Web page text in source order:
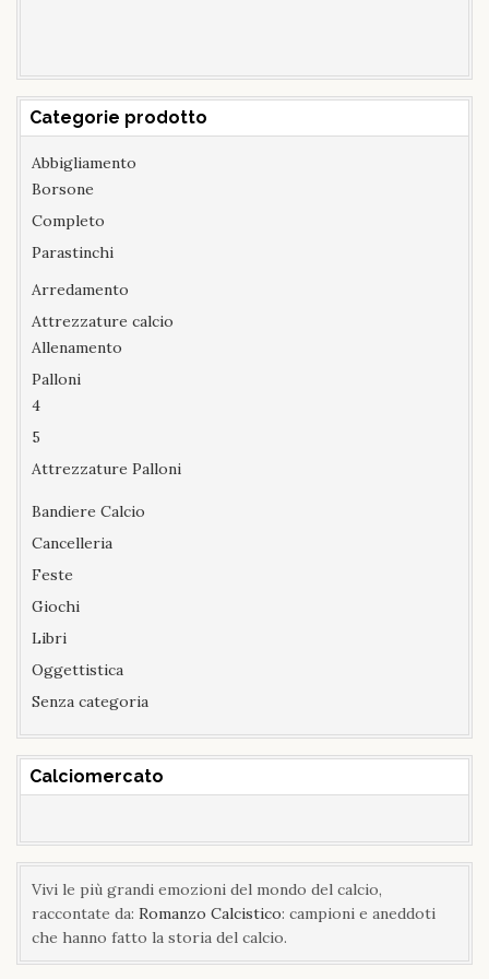
Categorie prodotto
Abbigliamento
Borsone
Completo
Parastinchi
Arredamento
Attrezzature calcio
Allenamento
Palloni
4
5
Attrezzature Palloni
Bandiere Calcio
Cancelleria
Feste
Giochi
Libri
Oggettistica
Senza categoria
Calciomercato
Vivi le più grandi emozioni del mondo del calcio,
raccontate da: Romanzo Calcistico: campioni e aneddoti
che hanno fatto la storia del calcio.